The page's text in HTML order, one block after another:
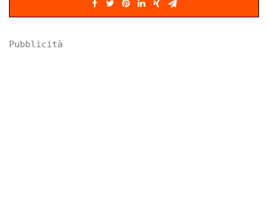
Pubblicità